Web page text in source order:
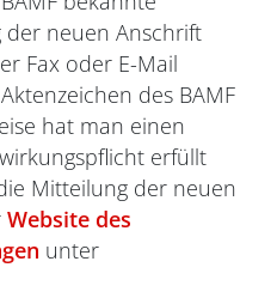
der neuen Anschrift
Fax oder E-Mail
des BAMF
hat man einen
erfüllt
Mitteilung der neuen
Website des
unter